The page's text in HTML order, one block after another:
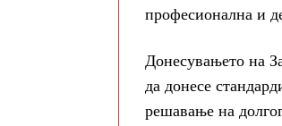
професионална и
Донесувањето на
да донесе
решавање на